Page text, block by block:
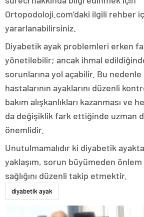
Ortopodoloji.com’daki ilgili rehber
yararlanabilirsiniz.
Diyabetik ayak problemleri erken
yönetilebilir; ancak ihmal
sorunlarına yol açabilir. Bu
hastalarının ayaklarını düzenli
bakım alışkanlıkları kazanması ve
da değişiklik fark ettiğinde uzman
önemlidir.
Unutulmamalıdır ki diyabetik
yaklaşım, sorun büyümeden önlem
sağlığını düzenli takip etmektir.
diyabetik ayak